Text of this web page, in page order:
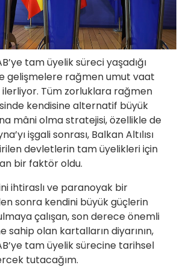
tam üyelik süreci yaşadığı
gelişmelere rağmen umut vaat
Tüm zorluklara rağmen
kendisine alternatif büyük
mâni olma stratejisi, özellikle de
işgali sonrası, Balkan Altılısı
devletlerin tam üyelikleri için
bir faktör oldu.
ihtiraslı ve paranoyak bir
sonra kendini büyük güçlerin
çalışan, son derece önemli
sahip olan kartalların diyarının,
tam üyelik sürecine tarihsel
tutacağım.